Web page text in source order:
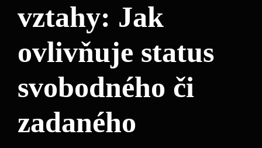
vztahy: Jak
ovlivňuje status
⁤svobodného či
zadaného